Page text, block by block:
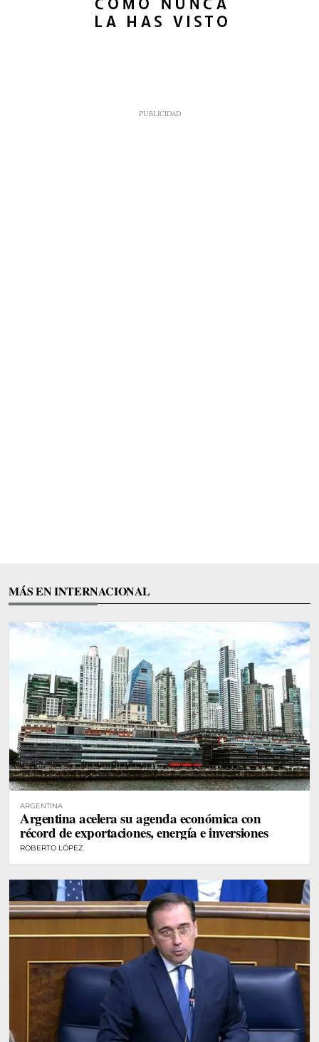
MÁS EN INTERNACIONAL
ARGENTINA
Argentina acelera su agenda económica con
récord de exportaciones, energía e inversiones
ROBERTO LÓPEZ